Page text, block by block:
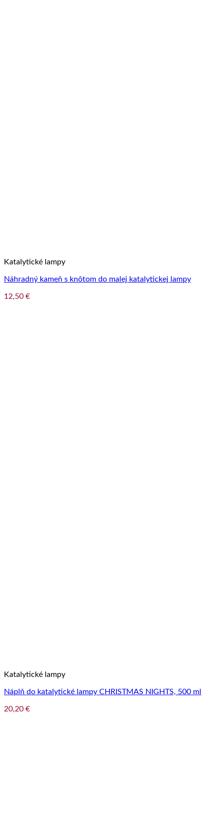
Katalytické lampy
Náhradný kameň s knôtom do malej katalytickej lampy
12,50 €
Katalytické lampy
Náplň do katalytické lampy CHRISTMAS NIGHTS, 500 ml
20,20 €